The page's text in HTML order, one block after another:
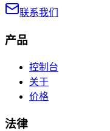
联系我们
产品
控制台
关于
价格
法律